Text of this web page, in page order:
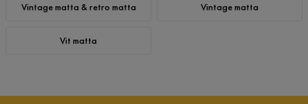
Vintage matta & retro matta Vintage matta
Vit matta